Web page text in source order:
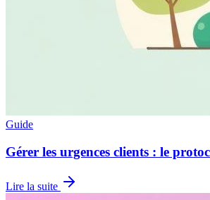
Guide
Gérer les urgences clients : le
Lire la suite